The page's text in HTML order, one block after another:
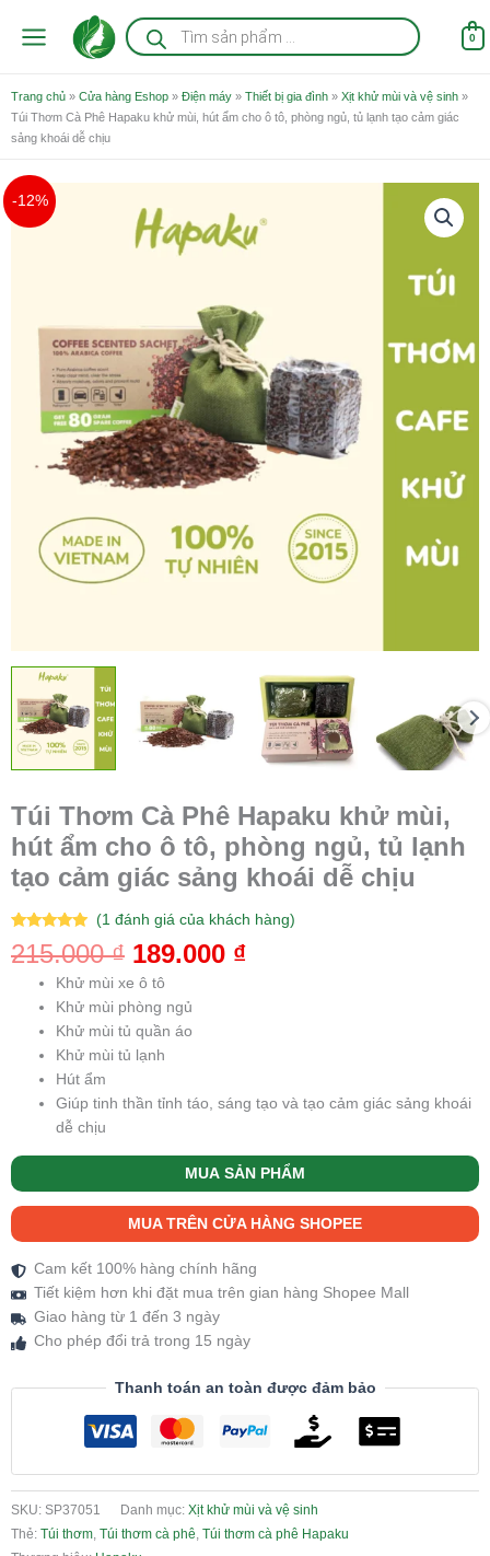
Tìm
kiếm
sản
0
Trang chủ » Cửa hàng Eshop » Điện máy » Thiết bị gia đình » Xịt khử mùi và vệ sinh »
Túi Thơm Cà Phê Hapaku khử mùi, hút ẩm cho ô tô, phòng ngủ, tủ lạnh tạo cảm giác
sảng khoái dễ chịu
-12%
Túi Thơm Cà Phê Hapaku khử mùi,
hút ẩm cho ô tô, phòng ngủ, tủ lạnh
tạo cảm giác sảng khoái dễ chịu
5.00 trên 5
dựa trên
1
(1đánh giá của khách hàng)
215.000₫
gốc
là:
215.000 ₫.
189.000 ₫
hiện
tại
Khử mùi xe ô tô
Khử mùi phòng ngủ
Khử mùi tủ quần áo
Khử mùi tủ lạnh
Hút ẩm
Giúp tinh thần tỉnh táo, sáng tạo và tạo cảm giác sảng khoái
dễ chịu
MUA SẢN PHẨM
MUA TRÊN CỬA HÀNG SHOPEE
Cam kết 100% hàng chính hãng
Tiết kiệm hơn khi đặt mua trên gian hàng Shopee Mall
Giao hàng từ 1 đến 3 ngày
Cho phép đổi trả trong 15 ngày
Thanh toán an toàn được đảm bảo
SKU: SP37051 Danh mục: Xịt khử mùi và vệ sinh
Thẻ: Túi thơm, Túi thơm cà phê, Túi thơm cà phê Hapaku